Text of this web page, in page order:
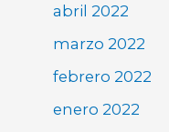
abril 2022
marzo 2022
febrero 2022
enero 2022